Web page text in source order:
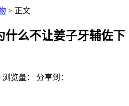
> 正文
什么不让姜子牙辅佐下
浏览量：
分享到：